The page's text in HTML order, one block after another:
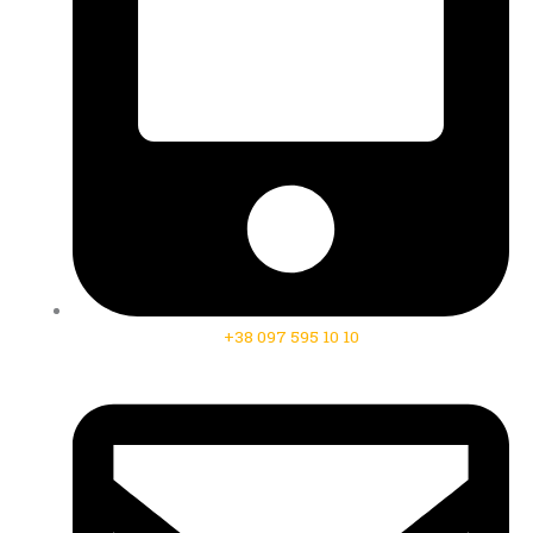
+38 097 595 10 10